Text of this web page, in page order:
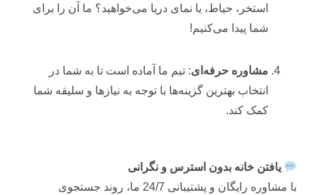
استخر،حیاط،یانمایدریامی‌خواهید؟ما آن رابرای
شماپیدامی‌کنیم!
مشاورهحرفه‌ای: تیمما آمادهاستتابه شمادر
انتخاببهترین گزینه‌هاباتوجهبه نیازها وسلیقهشما
کمککند.
یافتنخانهبدوناسترسو نگرانی
مشاورهرایگانوپشتیبانی 24/7 ما، روندجستجوی